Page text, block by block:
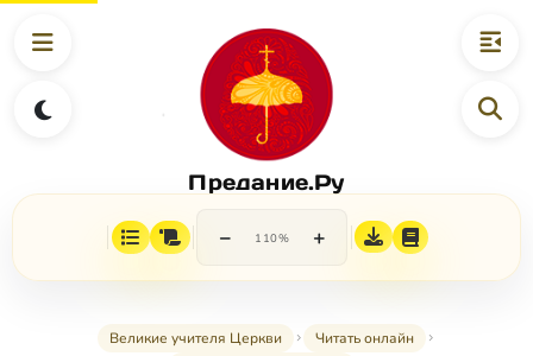
Предание.Ру
− 110% +
Великие учителя Церкви
Читать онлайн